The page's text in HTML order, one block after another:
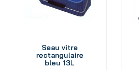
Seau vitre
rectangulaire
bleu 13L